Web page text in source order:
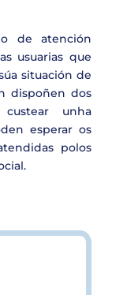
de atención
usuarias que
situación de
dispoñen dos
custear unha
esperar os
polos